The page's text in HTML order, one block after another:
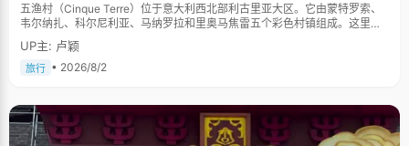
五渔村（Cinque Terre）位于意大利西北部利古里亚大区。它由蒙特罗索、
韦尔纳扎、科尔尼利亚、马纳罗拉和里奥马焦雷五个彩色村镇组成。这里依
山傍海，房屋色彩斑斓，1997年被列为世界文化遗产。
UP主: 卢颖
旅行 • 2026/8/2